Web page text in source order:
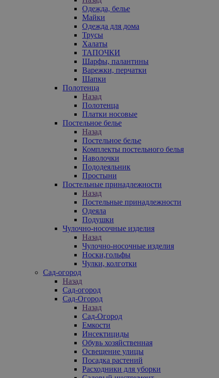
Одежда, белье
Майки
Одежда для дома
Трусы
Халаты
ТАПОЧКИ
Шарфы, палантины
Варежки, перчатки
Шапки
Полотенца
Назад
Полотенца
Платки носовые
Постельное белье
Назад
Постельное белье
Комплекты постельного белья
Наволочки
Пододеяльник
Простыни
Постельные принадлежности
Назад
Постельные принадлежности
Одеяла
Подушки
Чулочно-носочные изделия
Назад
Чулочно-носочные изделия
Носки,гольфы
Чулки, колготки
Сад-огород
Назад
Сад-огород
Сад-Огород
Назад
Сад-Огород
Емкости
Инсектициды
Обувь хозяйственная
Освещение улицы
Посадка растений
Расходники для уборки